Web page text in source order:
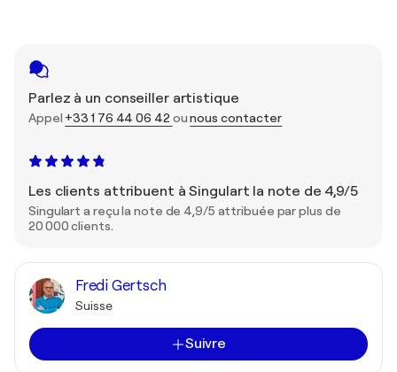
Parlez à un conseiller artistique
Appel +33 1 76 44 06 42 ounous contacter
Les clients attribuent à Singulart la note de 4,9/5
Singulart a reçu la note de 4,9/5 attribuée par plus de
20 000 clients.
Fredi Gertsch
Suisse
Suivre